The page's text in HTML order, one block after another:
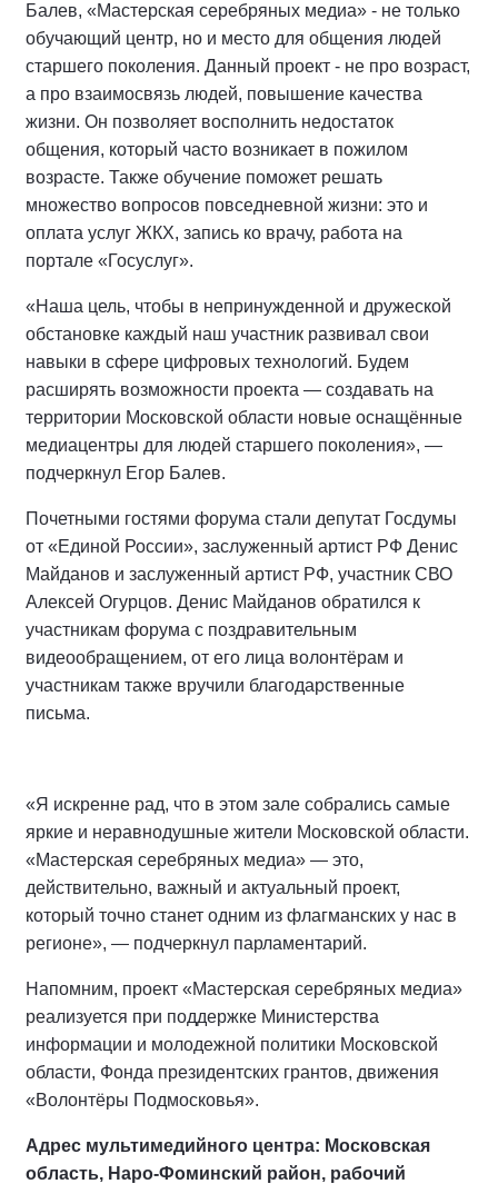
Балев, «Мастерская серебряных медиа» - не только
обучающий центр, но и место для общения людей
старшего поколения. Данный проект - не про возраст,
а про взаимосвязь людей, повышение качества
жизни. Он позволяет восполнить недостаток
общения, который часто возникает в пожилом
возрасте. Также обучение поможет решать
множество вопросов повседневной жизни: это и
оплата услуг ЖКХ, запись ко врачу, работа на
портале «Госуслуг».
«Наша цель, чтобы в непринужденной и дружеской
обстановке каждый наш участник развивал свои
навыки в сфере цифровых технологий. Будем
расширять возможности проекта — создавать на
территории Московской области новые оснащённые
медиацентры для людей старшего поколения», —
подчеркнул Егор Балев.
Почетными гостями форума стали депутат Госдумы
от «Единой России», заслуженный артист РФ Денис
Майданов и заслуженный артист РФ, участник СВО
Алексей Огурцов. Денис Майданов обратился к
участникам форума с поздравительным
видеообращением, от его лица волонтёрам и
участникам также вручили благодарственные
письма.
«Я искренне рад, что в этом зале собрались самые
яркие и неравнодушные жители Московской области.
«Мастерская серебряных медиа» — это,
действительно, важный и актуальный проект,
который точно станет одним из флагманских у нас в
регионе», — подчеркнул парламентарий.
Напомним, проект «Мастерская серебряных медиа»
реализуется при поддержке Министерства
информации и молодежной политики Московской
области, Фонда президентских грантов, движения
«Волонтёры Подмосковья».
Адрес мультимедийного центра: Московская
область, Наро-Фоминский район, рабочий